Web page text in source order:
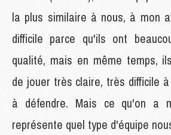
la plus similaire à nous, à mon
difficile parce qu'ils ont
qualité, mais en même temps,
de jouer très claire, très difficile
à défendre. Mais ce qu'on a
représente quel type d'équipe